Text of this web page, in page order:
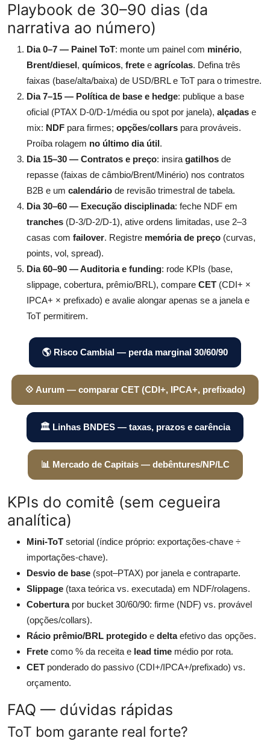
Playbook de 30–90 dias (da
narrativa ao número)
Dia 0–7 — Painel ToT: monte um painel com minério,
Brent/diesel, químicos, frete e agrícolas. Defina três
faixas (base/alta/baixa) de USD/BRL e ToT para o trimestre.
Dia 7–15 — Política de base e hedge: publique a base
oficial (PTAX D-0/D-1/média ou spot por janela), alçadas e
mix: NDF para firmes; opções/collars para prováveis.
Proíba rolagem no último dia útil.
Dia 15–30 — Contratos e preço: insira gatilhos de
repasse (faixas de câmbio/Brent/Minério) nos contratos
B2B e um calendário de revisão trimestral de tabela.
Dia 30–60 — Execução disciplinada: feche NDF em
tranches (D-3/D-2/D-1), ative ordens limitadas, use 2–3
casas com failover. Registre memória de preço (curvas,
points, vol, spread).
Dia 60–90 — Auditoria e funding: rode KPIs (base,
slippage, cobertura, prêmio/BRL), compare CET (CDI+ ×
IPCA+ × prefixado) e avalie alongar apenas se a janela e
ToT permitirem.
🌎 Risco Cambial — perda marginal 30/60/90
💠 Aurum — comparar CET (CDI+, IPCA+, prefixado)
🏛️ Linhas BNDES — taxas, prazos e carência
📊 Mercado de Capitais — debêntures/NP/LC
KPIs do comitê (sem cegueira
analítica)
Mini-ToT setorial (índice próprio: exportações-chave ÷
importações-chave).
Desvio de base (spot–PTAX) por janela e contraparte.
Slippage (taxa teórica vs. executada) em NDF/rolagens.
Coberturapor bucket 30/60/90: firme (NDF) vs. provável
(opções/collars).
Rácio prêmio/BRL protegido e deltaefetivo das opções.
Frete como % da receita e lead time médio por rota.
CET ponderado do passivo (CDI+/IPCA+/prefixado) vs.
orçamento.
FAQ — dúvidas rápidas
ToT bom garante real forte?